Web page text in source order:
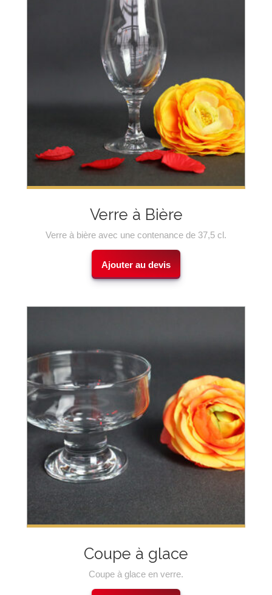
Verre à Bière
Verre à bière avec une contenance de 37,5 cl.
Ajouter au devis
Coupe à glace
Coupe à glace en verre.